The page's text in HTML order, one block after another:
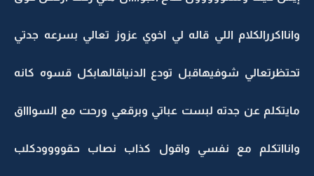
وانااكررالكلام اللي قاله لي اخوي عزوز تعالي بسرعه جدتي
تحتظرتعالي شوفيهاقبل تودع الدنياقالهابكل قسوه كانه
مايتكلم عن جدته لبست عباتي وبرقعي ورحت مع السواااق
وانااتكلم مع نفسي واقول كذاب نصاب حقوووودكلب